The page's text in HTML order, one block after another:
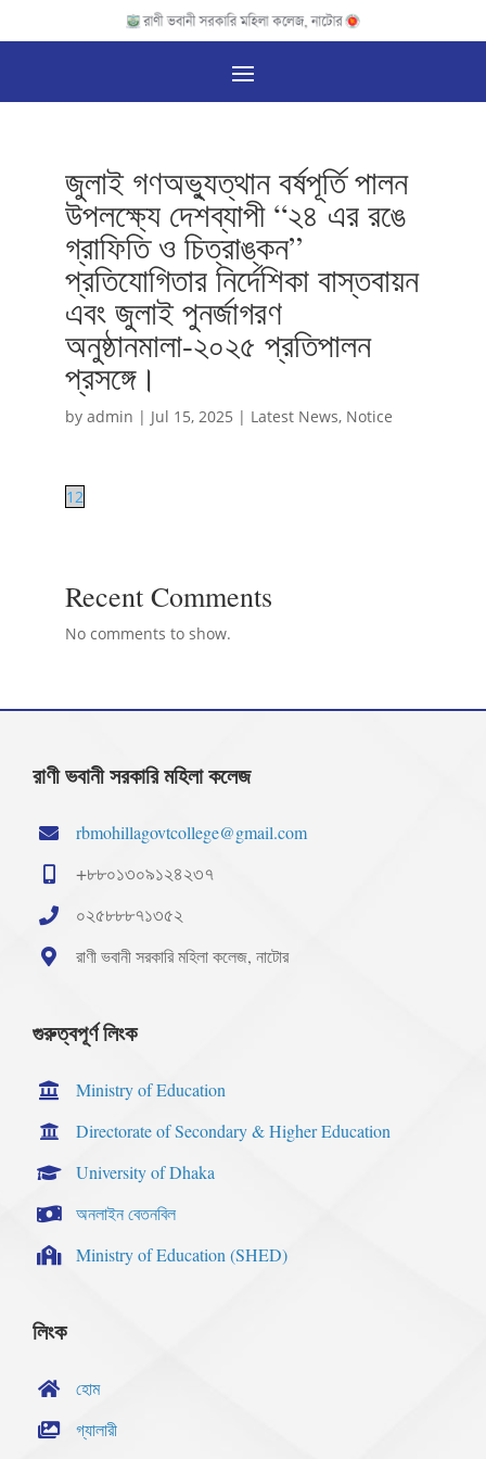
জুলাই গণঅভ্যুত্থান বর্ষপূর্তি পালন
উপলক্ষ্যে দেশব্যাপী “২৪ এর রঙে
গ্রাফিতি ও চিত্রাঙ্কন”
প্রতিযোগিতার নির্দেশিকা বাস্তবায়ন
এবং জুলাই পুনর্জাগরণ
অনুষ্ঠানমালা-২০২৫ প্রতিপালন
প্রসঙ্গে।
by admin | Jul 15, 2025 | Latest News, Notice
12
Recent Comments
No comments to show.
রাণী ভবানী সরকারি মহিলা কলেজ
rbmohillagovtcollege@gmail.com
+৮৮০১৩০৯১২৪২৩৭
০২৫৮৮৮৭১৩৫২
রাণী ভবানী সরকারি মহিলা কলেজ, নাটোর
গুরুত্বপূর্ণ লিংক
Ministry of Education
Directorate of Secondary & Higher Education
University of Dhaka
অনলাইন বেতনবিল
Ministry of Education (SHED)
লিংক
হোম
গ্যালারী